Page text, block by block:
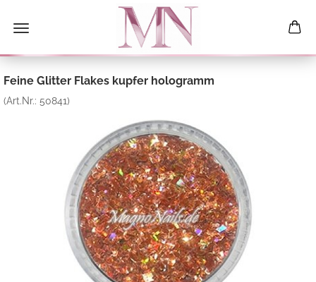
Feine Glitter Flakes kupfer hologramm
(Art.Nr.: 50841)